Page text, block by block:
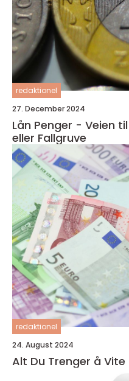
redaktionel
27. December 2024
Lån Penger - Veien
eller Fallgruve
redaktionel
24. August 2024
Alt Du Trenger å Vite